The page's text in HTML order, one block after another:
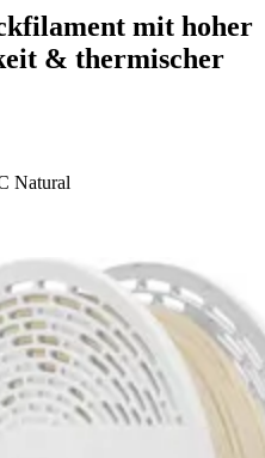
mit hoher
& thermischer
Natural